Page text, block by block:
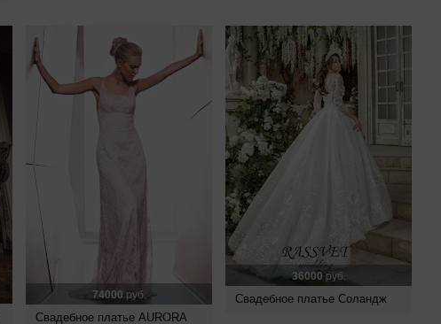
74000 руб.
Свадебное платье AURORA
36000 руб.
Свадебное платье Соландж